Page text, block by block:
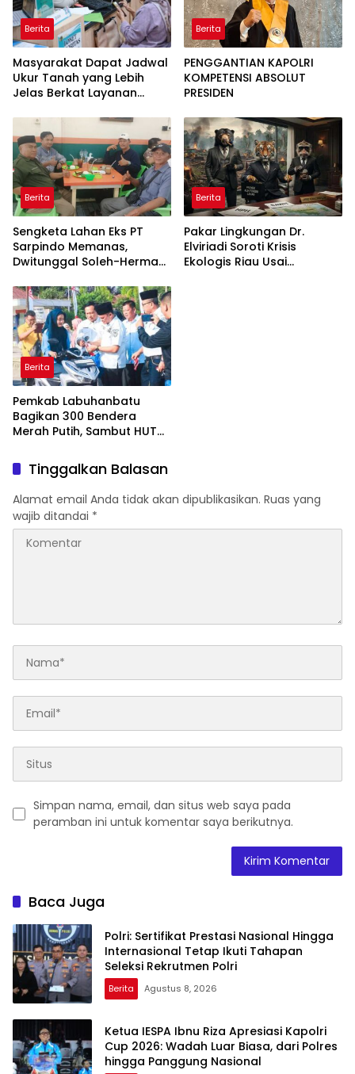
Berita
Masyarakat Dapat Jadwal
Ukur Tanah yang Lebih
Jelas Berkat Layanan
Berita
PENGGANTIAN KAPOLRI
KOMPETENSI ABSOLUT
PRESIDEN
Berita
Sengketa Lahan Eks PT
Sarpindo Memanas,
Dwitunggal Soleh-Herman
ke Pulau Rupat
Berita
Pakar Lingkungan Dr.
Elviriadi Soroti Krisis
Ekologis Riau Usai
Berita
Pemkab Labuhanbatu
Bagikan 300 Bendera
Merah Putih, Sambut HUT
Tinggalkan Balasan
Alamat email Anda tidak akan dipublikasikan. Ruas yang
wajib ditandai *
Simpan nama, email, dan situs web saya pada
peramban ini untuk komentar saya berikutnya.
Baca Juga
Polri: Sertifikat Prestasi Nasional Hingga
Internasional Tetap Ikuti Tahapan
Seleksi Rekrutmen Polri
Berita Agustus 8, 2026
Ketua IESPA Ibnu Riza Apresiasi Kapolri
Cup 2026: Wadah Luar Biasa, dari Polres
hingga Panggung Nasional